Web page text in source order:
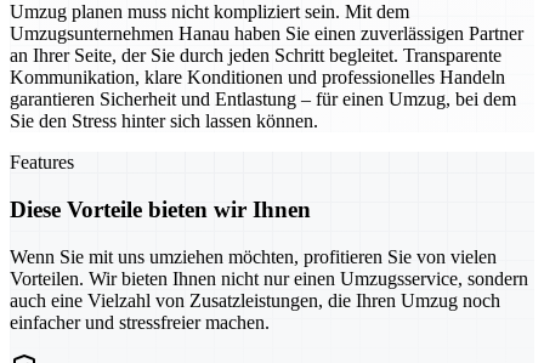
Umzug planen muss nicht kompliziert sein. Mit dem
Umzugsunternehmen Hanau haben Sie einen zuverlässigen Partner
an Ihrer Seite, der Sie durch jeden Schritt begleitet. Transparente
Kommunikation, klare Konditionen und professionelles Handeln
garantieren Sicherheit und Entlastung – für einen Umzug, bei dem
Sie den Stress hinter sich lassen können.
Features
Diese Vorteile bieten wir Ihnen
Wenn Sie mit uns umziehen möchten, profitieren Sie von vielen
Vorteilen. Wir bieten Ihnen nicht nur einen Umzugsservice, sondern
auch eine Vielzahl von Zusatzleistungen, die Ihren Umzug noch
einfacher und stressfreier machen.